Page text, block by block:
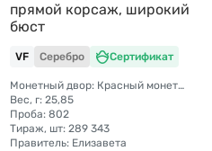
прямой корсаж, широкий
бюст
VF Серебро Сертификат
Монетный двор: Красный монетный двор (Москва)
Вес, г: 25,85
Проба: 802
Тираж, шт: 289 343
Правитель: Елизавета